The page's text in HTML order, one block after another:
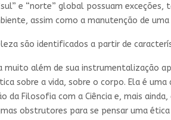
e “norte” global possuam
assim como a manutenção de
são identificados a partir de
muito além de sua instrumentalização
sobre a vida, sobre o corpo. Ela é
da Filosofia com a Ciência e, mais
obstrutores para se pensar uma ética